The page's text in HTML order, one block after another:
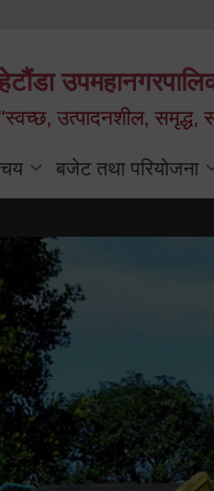
"स्वच्छ, उत्पादनशील, समृद्ध,
बजेट तथा परियोजना